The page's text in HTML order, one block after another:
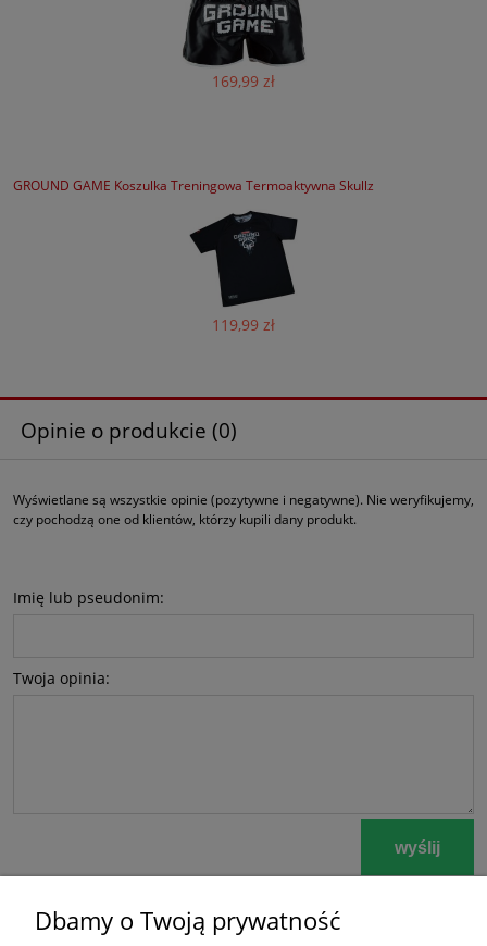
169,99 zł
GROUND GAME Koszulka Treningowa Termoaktywna Skullz
119,99 zł
Opinie o produkcie (0)
Wyświetlane są wszystkie opinie (pozytywne i negatywne). Nie weryfikujemy,
czy pochodzą one od klientów, którzy kupili dany produkt.
Imię lub pseudonim:
Twoja opinia:
wyślij
Dbamy o Twoją prywatność